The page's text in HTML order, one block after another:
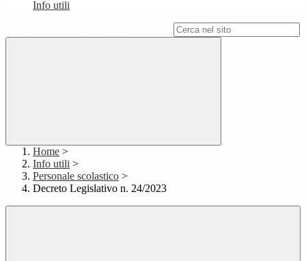
Info utili
Home >
Info utili >
Personale scolastico >
Decreto Legislativo n. 24/2023